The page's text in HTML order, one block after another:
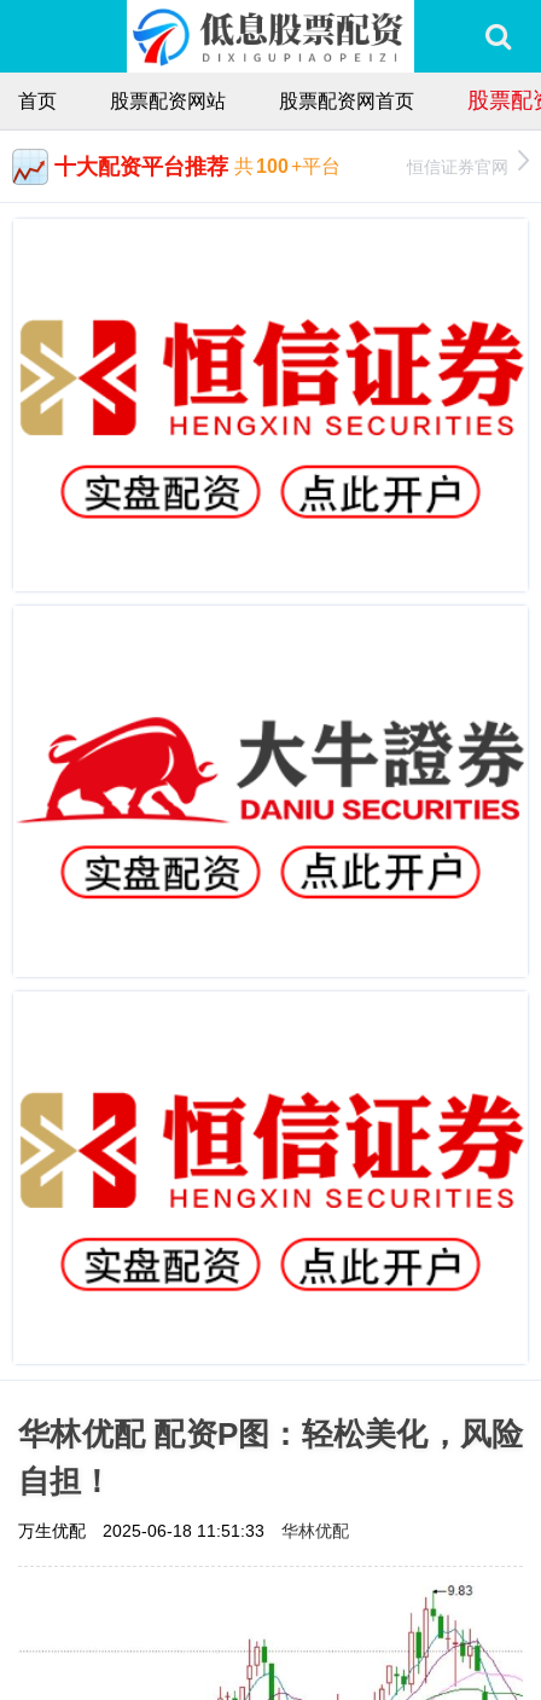
首页 股票配资网站 股票配资网首页 股票配
十大配资平台推荐 共100+平台 恒信证券官网
华林优配 配资P图：轻松美化，风险
自担！
万生优配 2025-06-18 11:51:33 华林优配